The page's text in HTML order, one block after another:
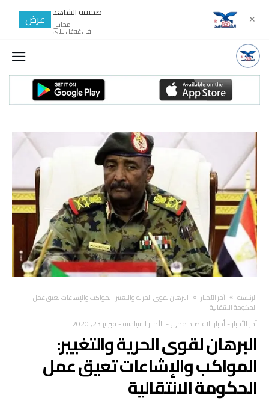
‫الرئيسية‬ آخر الأخبار
البرهان لقوى الحرية والتغيير: المواكب والإشاعات تعيق عمل
الحكومة الانتقالية
آخر الأخبار-أخبار الاقتصاد محلي- الأخبار السياسية- فبراير 23, 2020
البرهان لقوى الحرية والتغيير:
المواكب والإشاعات تعيق عمل
الحكومة الانتقالية
✕ صحيفة الشاهد
مجانى
في غوغل بلاي
عرض